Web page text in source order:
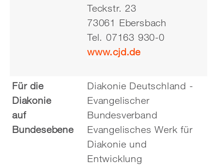
Teckstr. 23
73061 Ebersbach
Tel. 07163 930-0
www.cjd.de
Für die
Diakonie
auf
Bundesebene
Diakonie Deutschland -
Evangelischer
Bundesverband
Evangelisches Werk für
Diakonie und
Entwicklung